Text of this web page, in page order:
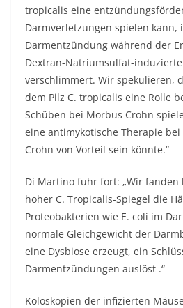
tropicalis eine
Darmverletzungen spielen kann,
Darmentzündung während der
Dextran-Natriumsulfat-
verschlimmert. Wir spekulieren,
dem Pilz C. tropicalis eine Rolle
Schüben bei Morbus Crohn
eine antimykotische Therapie
Crohn von Vorteil sein könnte.“
Di Martino fuhr fort: „Wir fanden
hoher C. Tropicalis-Spiegel die
Proteobakterien wie E. coli im
normale Gleichgewicht der
eine Dysbiose erzeugt, ein
Darmentzündungen auslöst .“
Koloskopien der infizierten